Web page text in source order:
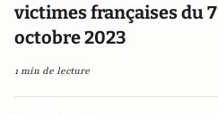
victimes françaises du 7
octobre 2023
1 min de lecture